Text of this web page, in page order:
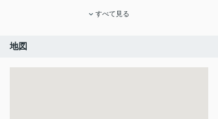
すべて見る
地図